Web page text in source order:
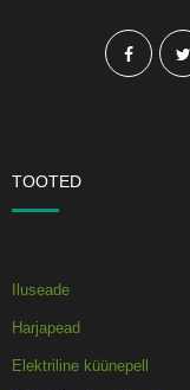
TOOTED
Iluseade
Harjapead
Elektriline küünepell